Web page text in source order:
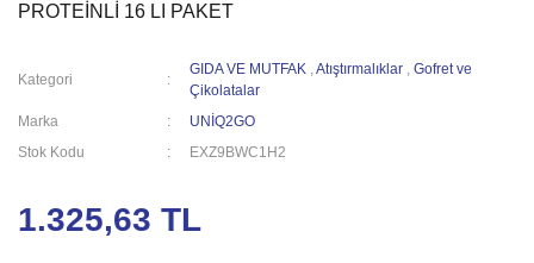
PROTEİNLİ 16 LI PAKET
Kategori
GIDA VE MUTFAK ,Atıştırmalıklar ,Gofret ve
Çikolatalar
Marka
UNİQ2GO
Stok Kodu
EXZ9BWC1H2
1.325,63 TL